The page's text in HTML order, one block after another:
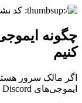
کنیم
ایموجی‌های Discord را تنها در چند مرحله از سرور خود حذف کنید.